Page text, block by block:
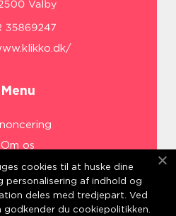
Menu
Om os
os
cookies til at huske dine
personalisering af indhold og
deles med tredjepart. Ved
du cookiepolitikken.